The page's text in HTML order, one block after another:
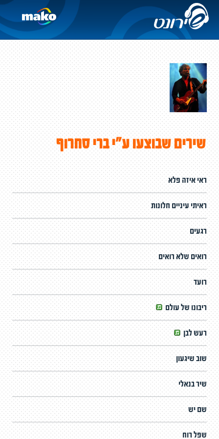
שירים שבוצעו ע"י ברי סחרוף
ראי איזה פלא
ראיתי עיניים חלונות
רגעים
רואים שלא רואים
רועד
ריבונו של עולם
רעש לבן
שוב שיגעון
שיר בנאלי
שם יש
שפל רוח